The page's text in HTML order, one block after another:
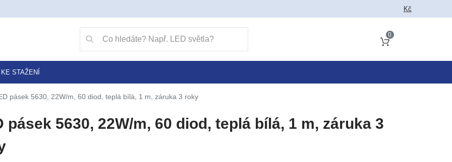
Kč
0
KE STAŽENÍ
pásek 5630, 22W/m, 60 diod, teplá bílá, 1 m, záruka 3 roky
pásek 5630, 22W/m, 60 diod, teplá bílá, 1 m, záruka 3